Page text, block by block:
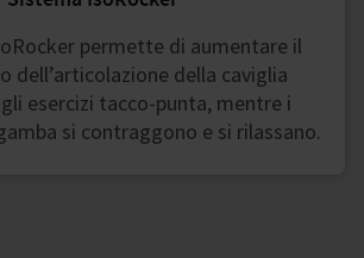
permette di aumentare il
dell’articolazione della caviglia
esercizi tacco-punta, mentre i
si contraggono e si rilassano.